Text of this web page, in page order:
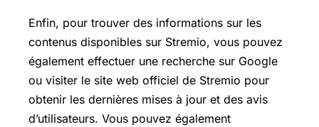
Enfin, pour trouver des informations sur les
contenus disponibles sur Stremio, vous pouvez
également effectuer une recherche sur Google
ou visiter le site web officiel de Stremio pour
obtenir les dernières mises à jour et des avis
d’utilisateurs. Vous pouvez également